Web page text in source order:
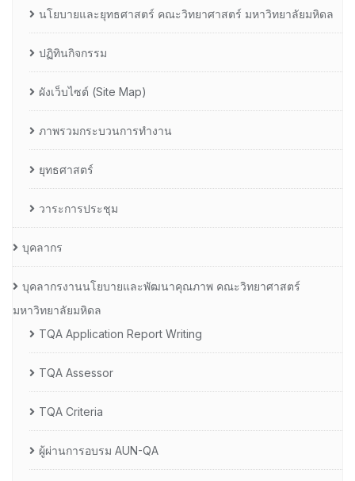
นโยบายและยุทธศาสตร์ คณะวิทยาศาสตร์ มหาวิทยาลัยมหิดล
ปฏิทินกิจกรรม
ผังเว็บไซต์ (Site Map)
ภาพรวมกระบวนการทำงาน
ยุทธศาสตร์
วาระการประชุม
บุคลากร
บุคลากรงานนโยบายและพัฒนาคุณภาพ คณะวิทยาศาสตร์
มหาวิทยาลัยมหิดล
TQA Application Report Writing
TQA Assessor
TQA Criteria
ผู้ผ่านการอบรม AUN-QA